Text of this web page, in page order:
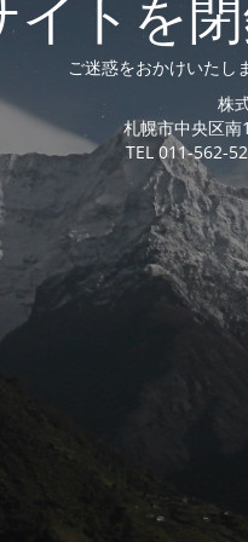
イトを
ご迷惑をおかけいたし
株
札幌市中央区
TEL 011-562-